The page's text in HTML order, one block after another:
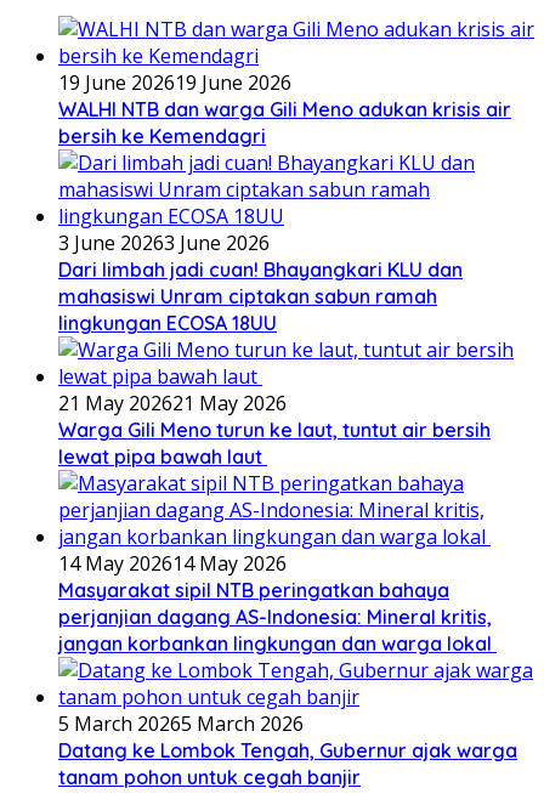
19 June 202619 June 2026
WALHI NTB dan warga Gili Meno adukan krisis air
bersih ke Kemendagri
3 June 20263 June 2026
Dari limbah jadi cuan! Bhayangkari KLU dan
mahasiswi Unram ciptakan sabun ramah
lingkungan ECOSA 18UU
21 May 202621 May 2026
Warga Gili Meno turun ke laut, tuntut air bersih
lewat pipa bawah laut
14 May 202614 May 2026
Masyarakat sipil NTB peringatkan bahaya
perjanjian dagang AS-Indonesia: Mineral kritis,
jangan korbankan lingkungan dan warga lokal
5 March 20265 March 2026
Datang ke Lombok Tengah, Gubernur ajak warga
tanam pohon untuk cegah banjir